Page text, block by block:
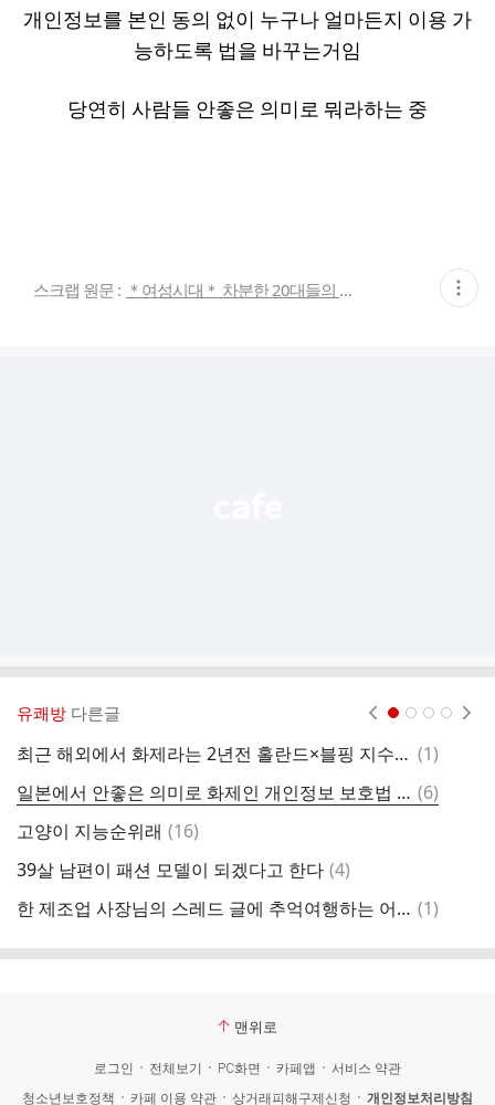
개인정보를 본인 동의 없이 누구나 얼마든지 이용 가
능하도록 법을 바꾸는거임
당연히 사람들 안좋은 의미로 뭐라하는 중
스크랩 원문 : ＊여성시대＊ 차분한 20대들의 알흠다운 공간 현
재
유쾌방 다른글
최근 해외에서 화제라는 2년전 홀란드×블핑 지수 인터뷰 댓
(1)
일본에서 안좋은 의미로 화제인 개인정보 보호법 개정안 댓
글
(6)
고양이 지능순위래 댓
(16)
39살 남편이 패션 모델이 되겠다고 한다 댓
(4)
한 제조업 사장님의 스레드 글에 추억여행하는 어른들 속출ㄷㄷ 댓
(1)
맨위로
로그인 전체보기 PC화면 카페앱
서비스 약관
청소년보호정책
카페 이용 약관 상거래피해구제신청 개인정보처리방침